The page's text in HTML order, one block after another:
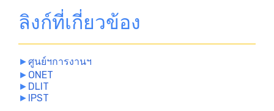
ลิงก์ที่เกี่ยวข้อง
►ศูนย์ฯการงานฯ
► ONET
► DLIT
► IPST